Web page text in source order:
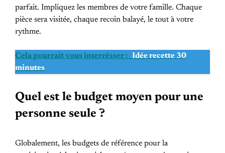
parfait. Impliquez les membres de votre famille. Chaque
pièce sera visitée, chaque recoin balayé, le tout à votre
rythme.
Cela pourrait vous interrésser : Idée recette 30
minutes
Quel est le budget moyen pour une
personne seule ?
Globalement, les budgets de référence pour la